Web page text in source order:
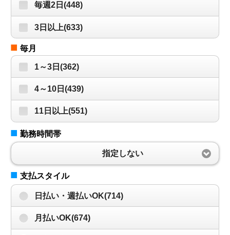
毎週2日(448)
3日以上(633)
■ 毎月
1～3日(362)
4～10日(439)
11日以上(551)
■ 勤務時間帯
指定しない
■ 支払スタイル
日払い・週払いOK(714)
月払いOK(674)